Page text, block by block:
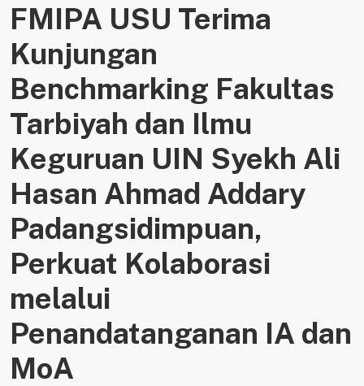
FMIPA USU Terima
Kunjungan
Benchmarking Fakultas
Tarbiyah dan Ilmu
Keguruan UIN Syekh Ali
Hasan Ahmad Addary
Padangsidimpuan,
Perkuat Kolaborasi
melalui
Penandatanganan IA dan
MoA